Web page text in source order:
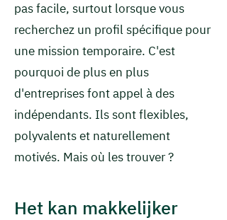
pas facile, surtout lorsque vous
recherchez un profil spécifique pour
une mission temporaire. C'est
pourquoi de plus en plus
d'entreprises font appel à des
indépendants. Ils sont flexibles,
polyvalents et naturellement
motivés. Mais où les trouver ?
Het kan makkelijker